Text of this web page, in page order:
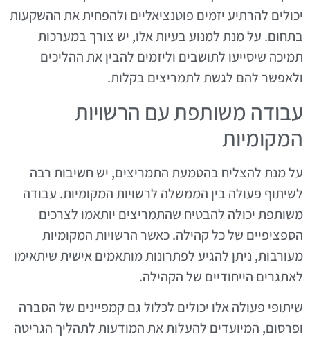
יכולים להרתיע יזמים פוטנציאליים ולהפחית את ההשקעות
בתחום. על מנת למנוע בעיות אלו, יש צורך במערכות
תמיכה שיסייעו לתושבים וליזמים להבין את ההליכים
ולאפשר להם לגשת לתמריצים בקלות.
עבודה משותפת עם הרשויות
המקומיות
על מנת להצליח בהטמעת התמריצים, יש חשיבות רבה
לשיתוף פעולה בין הממשלה לרשויות המקומיות. עבודה
משותפת יכולה להבטיח שהתמריצים יותאמו לצרכים
הספציפיים של כל קהילה. כאשר הרשויות המקומיות
מעורבות, ניתן להגיע לפתרונות מותאמים אישית שיתאימו
לאתגרים הייחודיים של הקהילה.
שיתופי פעולה אלו יכולים לכלול גם קמפיינים של הסברה
ופרסום, המיועדים להעלות את המודעות לתהליך הגריטה